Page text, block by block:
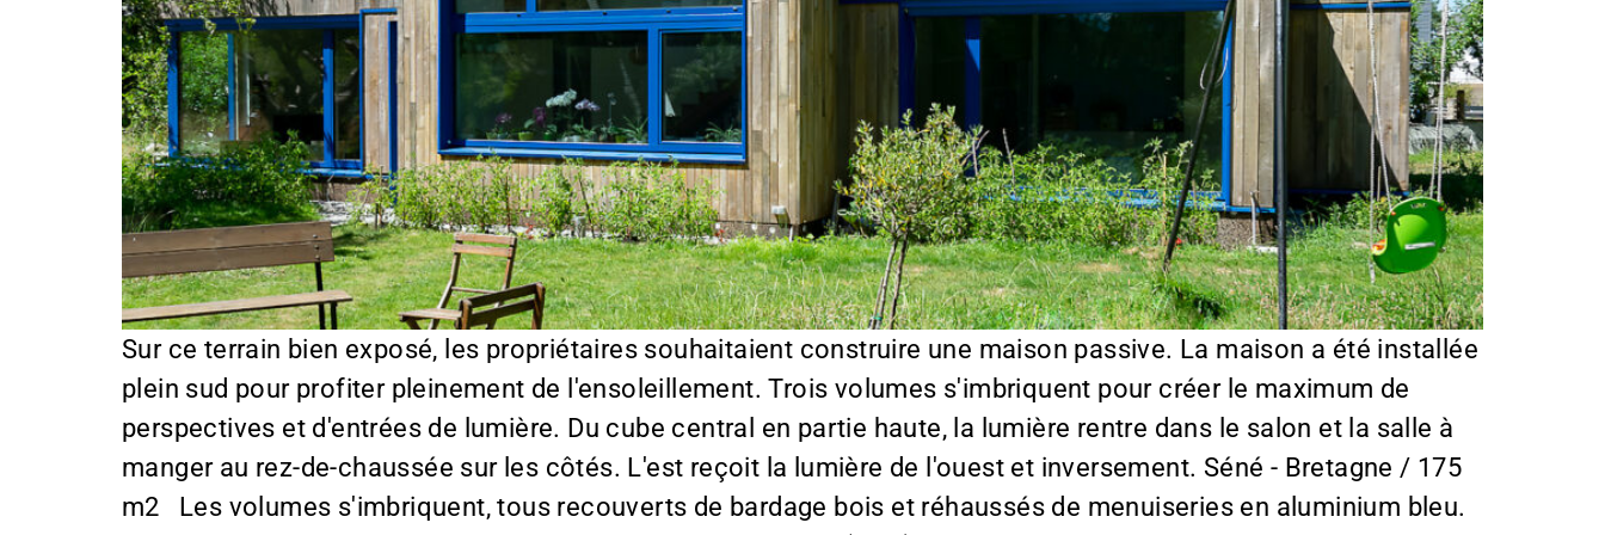
Sur ce terrain bien exposé, les propriétaires souhaitaient construire une maison passive. La maison a été installée
plein sud pour profiter pleinement de l'ensoleillement. Trois volumes s'imbriquent pour créer le maximum de
perspectives et d'entrées de lumière. Du cube central en partie haute, la lumière rentre dans le salon et la salle à
manger au rez-de-chaussée sur les côtés. L'est reçoit la lumière de l'ouest et inversement. Séné - Bretagne / 175
m2 Les volumes s'imbriquent, tous recouverts de bardage bois et réhaussés de menuiseries en aluminium bleu.